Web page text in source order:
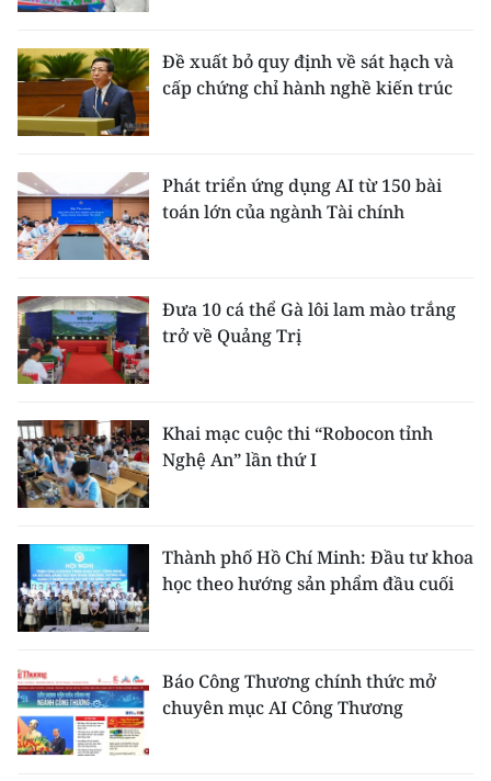
Đề xuất bỏ quy định về sát hạch và
cấp chứng chỉ hành nghề kiến trúc
Phát triển ứng dụng AI từ 150 bài
toán lớn của ngành Tài chính
Đưa 10 cá thể Gà lôi lam mào trắng
trở về Quảng Trị
Khai mạc cuộc thi “Robocon tỉnh
Nghệ An” lần thứ I
Thành phố Hồ Chí Minh: Đầu tư khoa
học theo hướng sản phẩm đầu cuối
Báo Công Thương chính thức mở
chuyên mục AI Công Thương